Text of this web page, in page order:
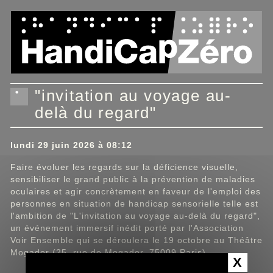
"invitation au voyage au-
delà du regard"
lundi 29 juin 2026 à 08:12
Faire évoluer les regards sur la déficience visuelle,
sensibiliser le grand public à la prévention de maladies
oculaires et agir concrètement en faveur de l'emploi des
personnes en situation de handicap sensorielle telle est
l'ambition de "L'invitation au voyage au-delà du regard",
un événement immersif inédit porté par l'Association
Voir Ensemble qui se déroulera le 19 octobre au Théâtre
Mogador (25, rue de Mogador, 75009 Paris).
X